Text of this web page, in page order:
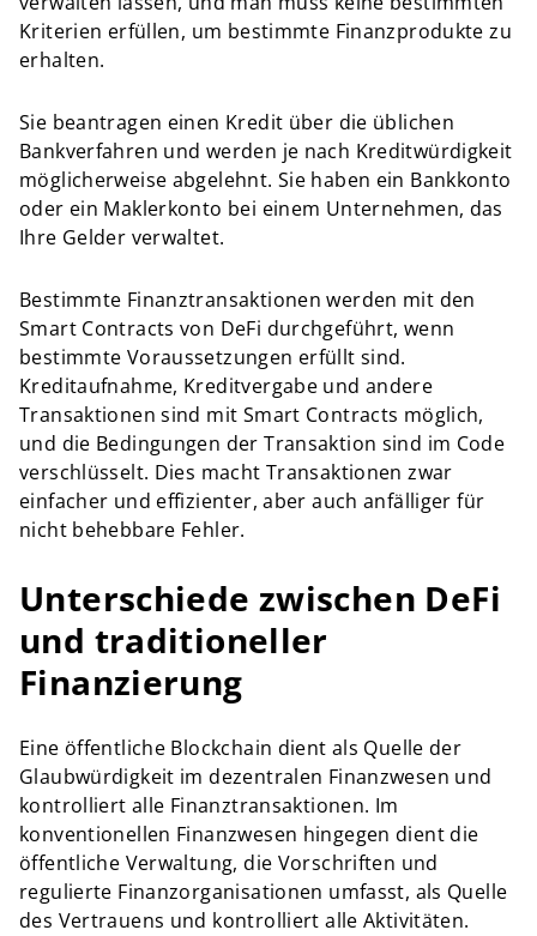
Kriterien erfüllen, um bestimmte Finanzprodukte zu
erhalten.
Sie beantragen einen Kredit über die üblichen
Bankverfahren und werden je nach Kreditwürdigkeit
möglicherweise abgelehnt. Sie haben ein Bankkonto
oder ein Maklerkonto bei einem Unternehmen, das
Ihre Gelder verwaltet.
Bestimmte Finanztransaktionen werden mit den
Smart Contracts von DeFi durchgeführt, wenn
bestimmte Voraussetzungen erfüllt sind.
Kreditaufnahme, Kreditvergabe und andere
Transaktionen sind mit Smart Contracts möglich,
und die Bedingungen der Transaktion sind im Code
verschlüsselt. Dies macht Transaktionen zwar
einfacher und effizienter, aber auch anfälliger für
nicht behebbare Fehler.
Unterschiede zwischen DeFi
und traditioneller
Finanzierung
Eine öffentliche Blockchain dient als Quelle der
Glaubwürdigkeit im dezentralen Finanzwesen und
kontrolliert alle Finanztransaktionen. Im
konventionellen Finanzwesen hingegen dient die
öffentliche Verwaltung, die Vorschriften und
regulierte Finanzorganisationen umfasst, als Quelle
des Vertrauens und kontrolliert alle Aktivitäten.